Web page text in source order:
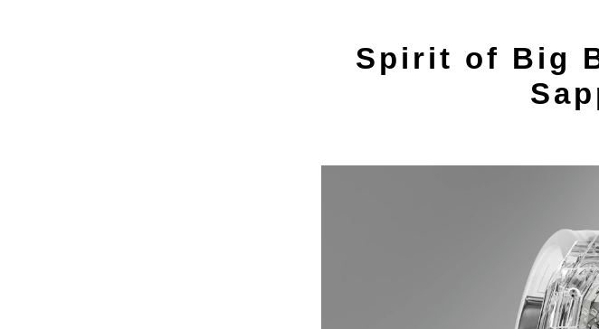
Spirit of Big